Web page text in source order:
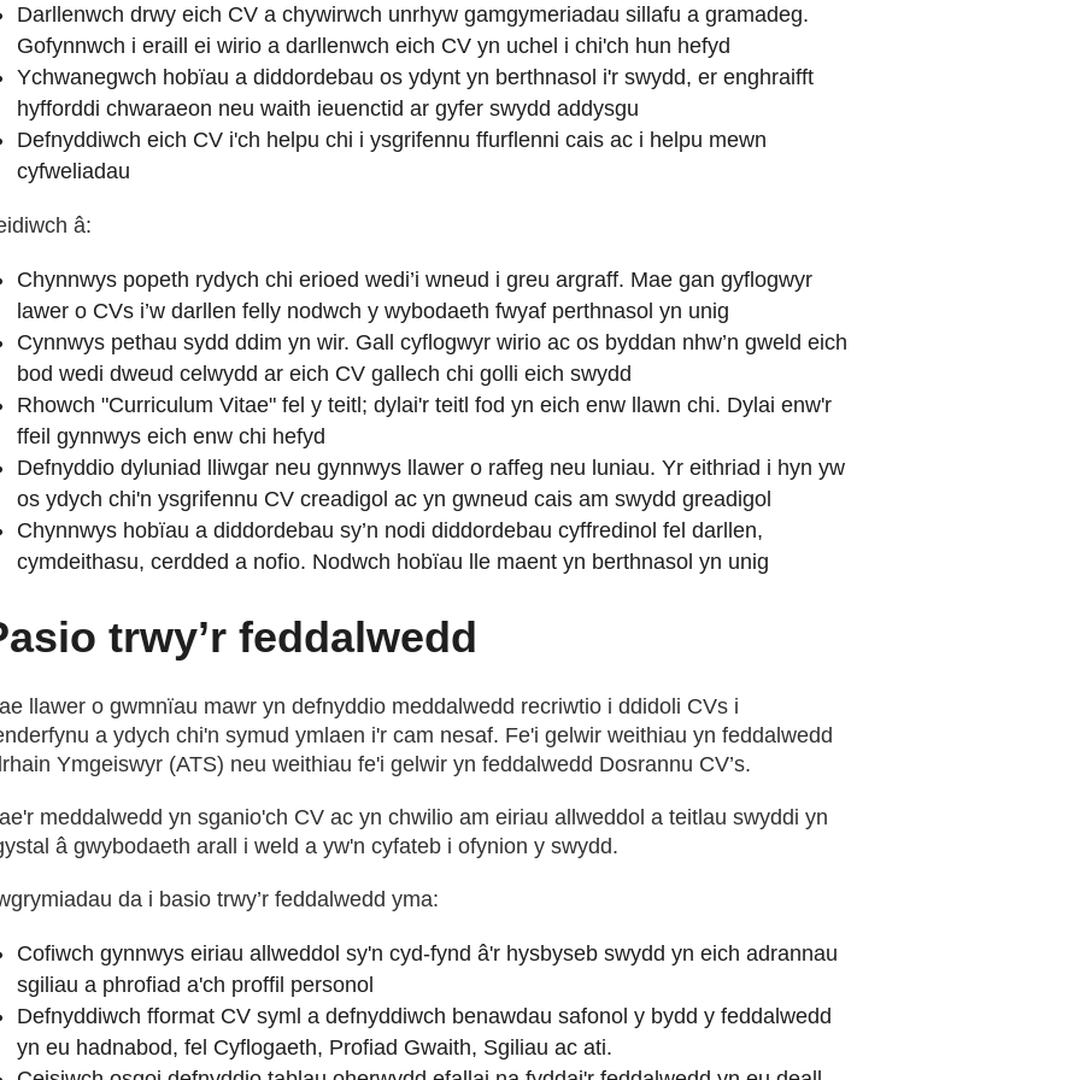
Darllenwch drwy eich CV a chywirwch unrhyw gamgymeriadau sillafu a gramadeg.
Gofynnwch i eraill ei wirio a darllenwch eich CV yn uchel i chi'ch hun hefyd
Ychwanegwch hobïau a diddordebau os ydynt yn berthnasol i'r swydd, er enghraifft
hyfforddi chwaraeon neu waith ieuenctid ar gyfer swydd addysgu
Defnyddiwch eich CV i'ch helpu chi i ysgrifennu ffurflenni cais ac i helpu mewn
cyfweliadau
â:
Chynnwys popeth rydych chi erioed wedi’i wneud i greu argraff. Mae gan gyflogwyr
lawer o CVs i’w darllen felly nodwch y wybodaeth fwyaf perthnasol yn unig
Cynnwys pethau sydd ddim yn wir. Gall cyflogwyr wirio ac os byddan nhw’n gweld eich
bod wedi dweud celwydd ar eich CV gallech chi golli eich swydd
Rhowch "Curriculum Vitae" fel y teitl; dylai'r teitl fod yn eich enw llawn chi. Dylai enw'r
ffeil gynnwys eich enw chi hefyd
Defnyddio dyluniad lliwgar neu gynnwys llawer o raffeg neu luniau. Yr eithriad i hyn yw
os ydych chi'n ysgrifennu CV creadigol ac yn gwneud cais am swydd greadigol
Chynnwys hobïau a diddordebau sy’n nodi diddordebau cyffredinol fel darllen,
cymdeithasu, cerdded a nofio. Nodwch hobïau lle maent yn berthnasol yn unig
trwy’r feddalwedd
llawer o gwmnïau mawr yn defnyddio meddalwedd recriwtio i ddidoli CVs i
a ydych chi'n symud ymlaen i'r cam nesaf. Fe'i gelwir weithiau yn feddalwedd
Ymgeiswyr (ATS) neu weithiau fe'i gelwir yn feddalwedd Dosrannu CV’s.
meddalwedd yn sganio'ch CV ac yn chwilio am eiriau allweddol a teitlau swyddi yn
â gwybodaeth arall i weld a yw'n cyfateb i ofynion y swydd.
da i basio trwy’r feddalwedd yma:
Cofiwch gynnwys eiriau allweddol sy'n cyd-fynd â'r hysbyseb swydd yn eich adrannau
sgiliau a phrofiad a'ch proffil personol
Defnyddiwch fformat CV syml a defnyddiwch benawdau safonol y bydd y feddalwedd
yn eu hadnabod, fel Cyflogaeth, Profiad Gwaith, Sgiliau ac ati.